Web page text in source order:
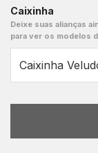
Caixinha
Deixe suas alianças
para ver os modelos